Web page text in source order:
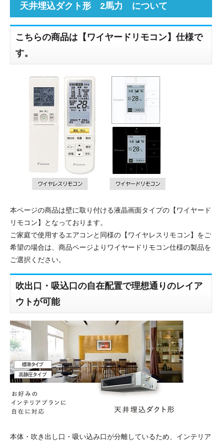
天井埋込ダクト形 2馬力 について
こちらの商品は【ワイヤードリモコン】仕様で
す。
本ページの商品は壁に取り付ける液晶画面タイプの【ワイヤード
リモコン】となっております。
ご家庭で使用するエアコンと同様の【ワイヤレスリモコン】をご
希望の場合は、商品ページよりワイヤードリモコン仕様の製品を
ご選択ください。
吹出口・吸込口の自在配置で理想通りのレイア
ウトが可能
本体・吹き出し口・吸い込み口が分離しているため、インテリア